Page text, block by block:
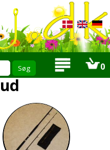
0
Mængde rabat
Tilbudsmail